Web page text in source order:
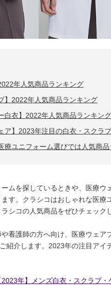
年人気商品ランキング
】2022年人気商品ランキング
白衣】2022年人気商品ランキング
ア】2023年注目の白衣・スクラ
療ユニフォーム選びでは人気商
ムを探しているときや、医療
す。クラシコはおしゃれな医
シコの人気商品をぜひチェック
看護師の方へ向け、医療ウェ
紹介します。2023年の注目ア
年】メンズ白衣・スクラブ・